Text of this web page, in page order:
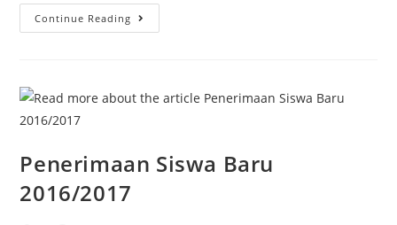
Continue Reading
Penerimaan Siswa Baru
2016/2017